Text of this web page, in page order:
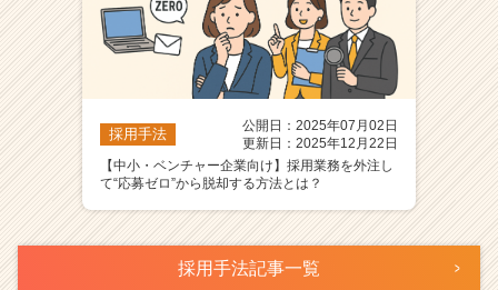
採用手法
公開日：2025年07月02日
更新日：2025年12月22日
【中小・ベンチャー企業向け】採用業務を外注し
て“応募ゼロ”から脱却する方法とは？
採用手法記事一覧